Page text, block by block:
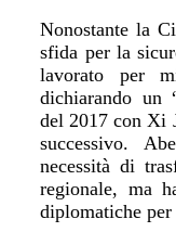
Nonostante la
sfida per la
lavorato per
dichiarando un
del 2017 con Xi
successivo.
necessitàdi
regionale, ma
diplomatiche